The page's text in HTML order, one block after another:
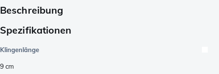
Beschreibung
Spezifikationen
Klingenlänge
9 cm